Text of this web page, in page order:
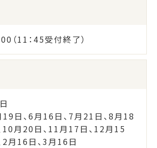
（11：45受付終了）
日、6月16日、7月21日、8月18
10月20日、11月17日、12月15
2月16日、3月16日